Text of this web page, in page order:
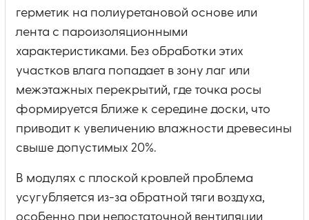
герметик на полиуретановой основе или
лента с пароизоляционными
характеристиками. Без обработки этих
участков влага попадает в зону лаг или
межэтажных перекрытий, где точка росы
формируется ближе к середине доски, что
приводит к увеличению влажности древесины
свыше допустимых 20%.
В модулях с плоской кровлей проблема
усугубляется из-за обратной тяги воздуха,
особенно при недостаточной вентиляции